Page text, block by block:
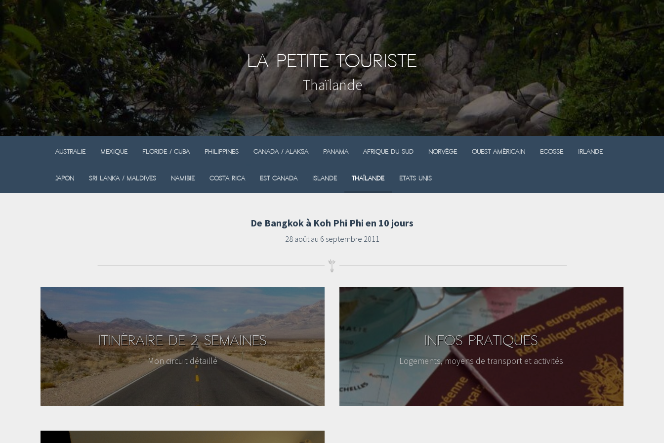
La Petite Touriste
Thaïlande
Australie Mexique Floride / Cuba Philippines Canada / Alaksa Panama Afrique du sud Norvège Ouest Américain Ecosse Irlande
Japon Sri Lanka / Maldives Namibie Costa Rica Est Canada Islande Thaïlande Etats Unis
De Bangkok à Koh Phi Phi en 10 jours
28 août au 6 septembre 2011
ITINÉRAIRE DE 2 SEMAINES
Mon circuit détaillé
INFOS PRATIQUES
Logements, moyens de transport et activités